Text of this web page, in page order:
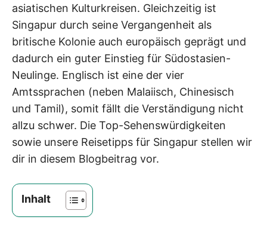
asiatischen Kulturkreisen. Gleichzeitig ist
Singapur durch seine Vergangenheit als
britische Kolonie auch europäisch geprägt und
dadurch ein guter Einstieg für Südostasien-
Neulinge. Englisch ist eine der vier
Amtssprachen (neben Malaiisch, Chinesisch
und Tamil), somit fällt die Verständigung nicht
allzu schwer. Die Top-Sehenswürdigkeiten
sowie unsere Reisetipps für Singapur stellen wir
dir in diesem Blogbeitrag vor.
Inhalt